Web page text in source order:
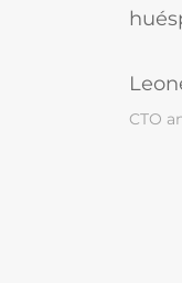
CTO